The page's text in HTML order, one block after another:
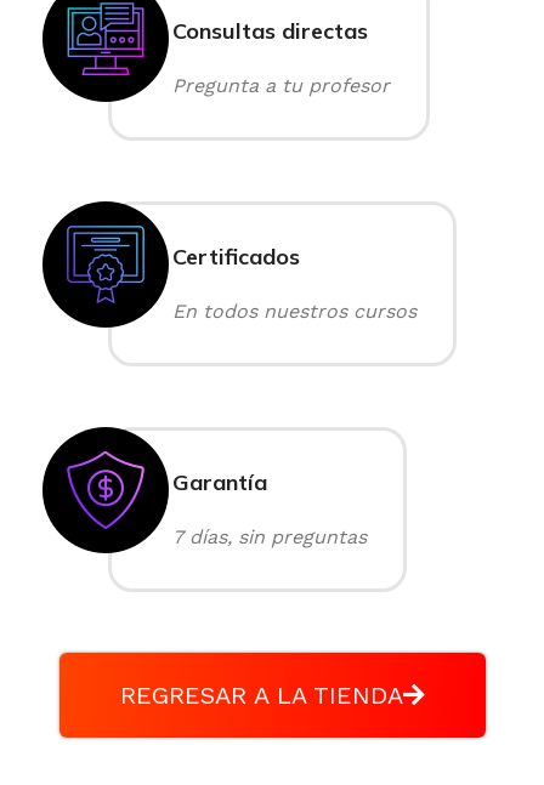
Consultas directas
Pregunta a tu profesor
Certificados
En todos nuestros cursos
Garantía
7 días, sin preguntas
REGRESAR A LA TIENDA